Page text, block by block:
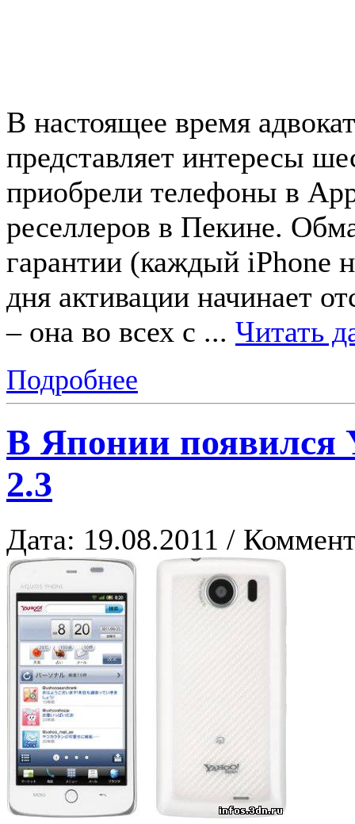
В настоящее время
представляет интересы
приобрели телефоны в
реселлеров в Пекине.
гарантии (каждый iPhone
дня активации начинает
– она во всех с ... Читать
Подробнее
В Японии появился
2.3
Дата: 19.08.2011 /